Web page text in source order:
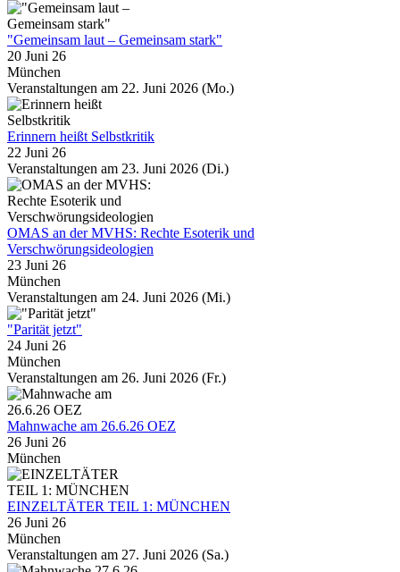
"Gemeinsam laut – Gemeinsam stark"
20 Juni 26
München
Veranstaltungen am 22. Juni 2026 (Mo.)
Erinnern heißt Selbstkritik
22 Juni 26
Veranstaltungen am 23. Juni 2026 (Di.)
OMAS an der MVHS: Rechte Esoterik und
Verschwörungsideologien
23 Juni 26
München
Veranstaltungen am 24. Juni 2026 (Mi.)
"Parität jetzt"
24 Juni 26
München
Veranstaltungen am 26. Juni 2026 (Fr.)
Mahnwache am 26.6.26 OEZ
26 Juni 26
München
EINZELTÄTER TEIL 1: MÜNCHEN
26 Juni 26
München
Veranstaltungen am 27. Juni 2026 (Sa.)